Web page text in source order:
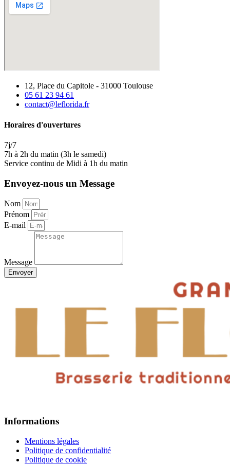
12, Place du Capitole - 31000 Toulouse
05 61 23 94 61
contact@leflorida.fr
Horaires d'ouvertures
7j/7
7h à 2h du matin (3h le samedi)
Service continu de Midi à 1h du matin
Envoyez-nous un Message
Nom
Prénom
E-mail
Message
Envoyer
Informations
Mentions légales
Politique de confidentialité
Politique de cookie